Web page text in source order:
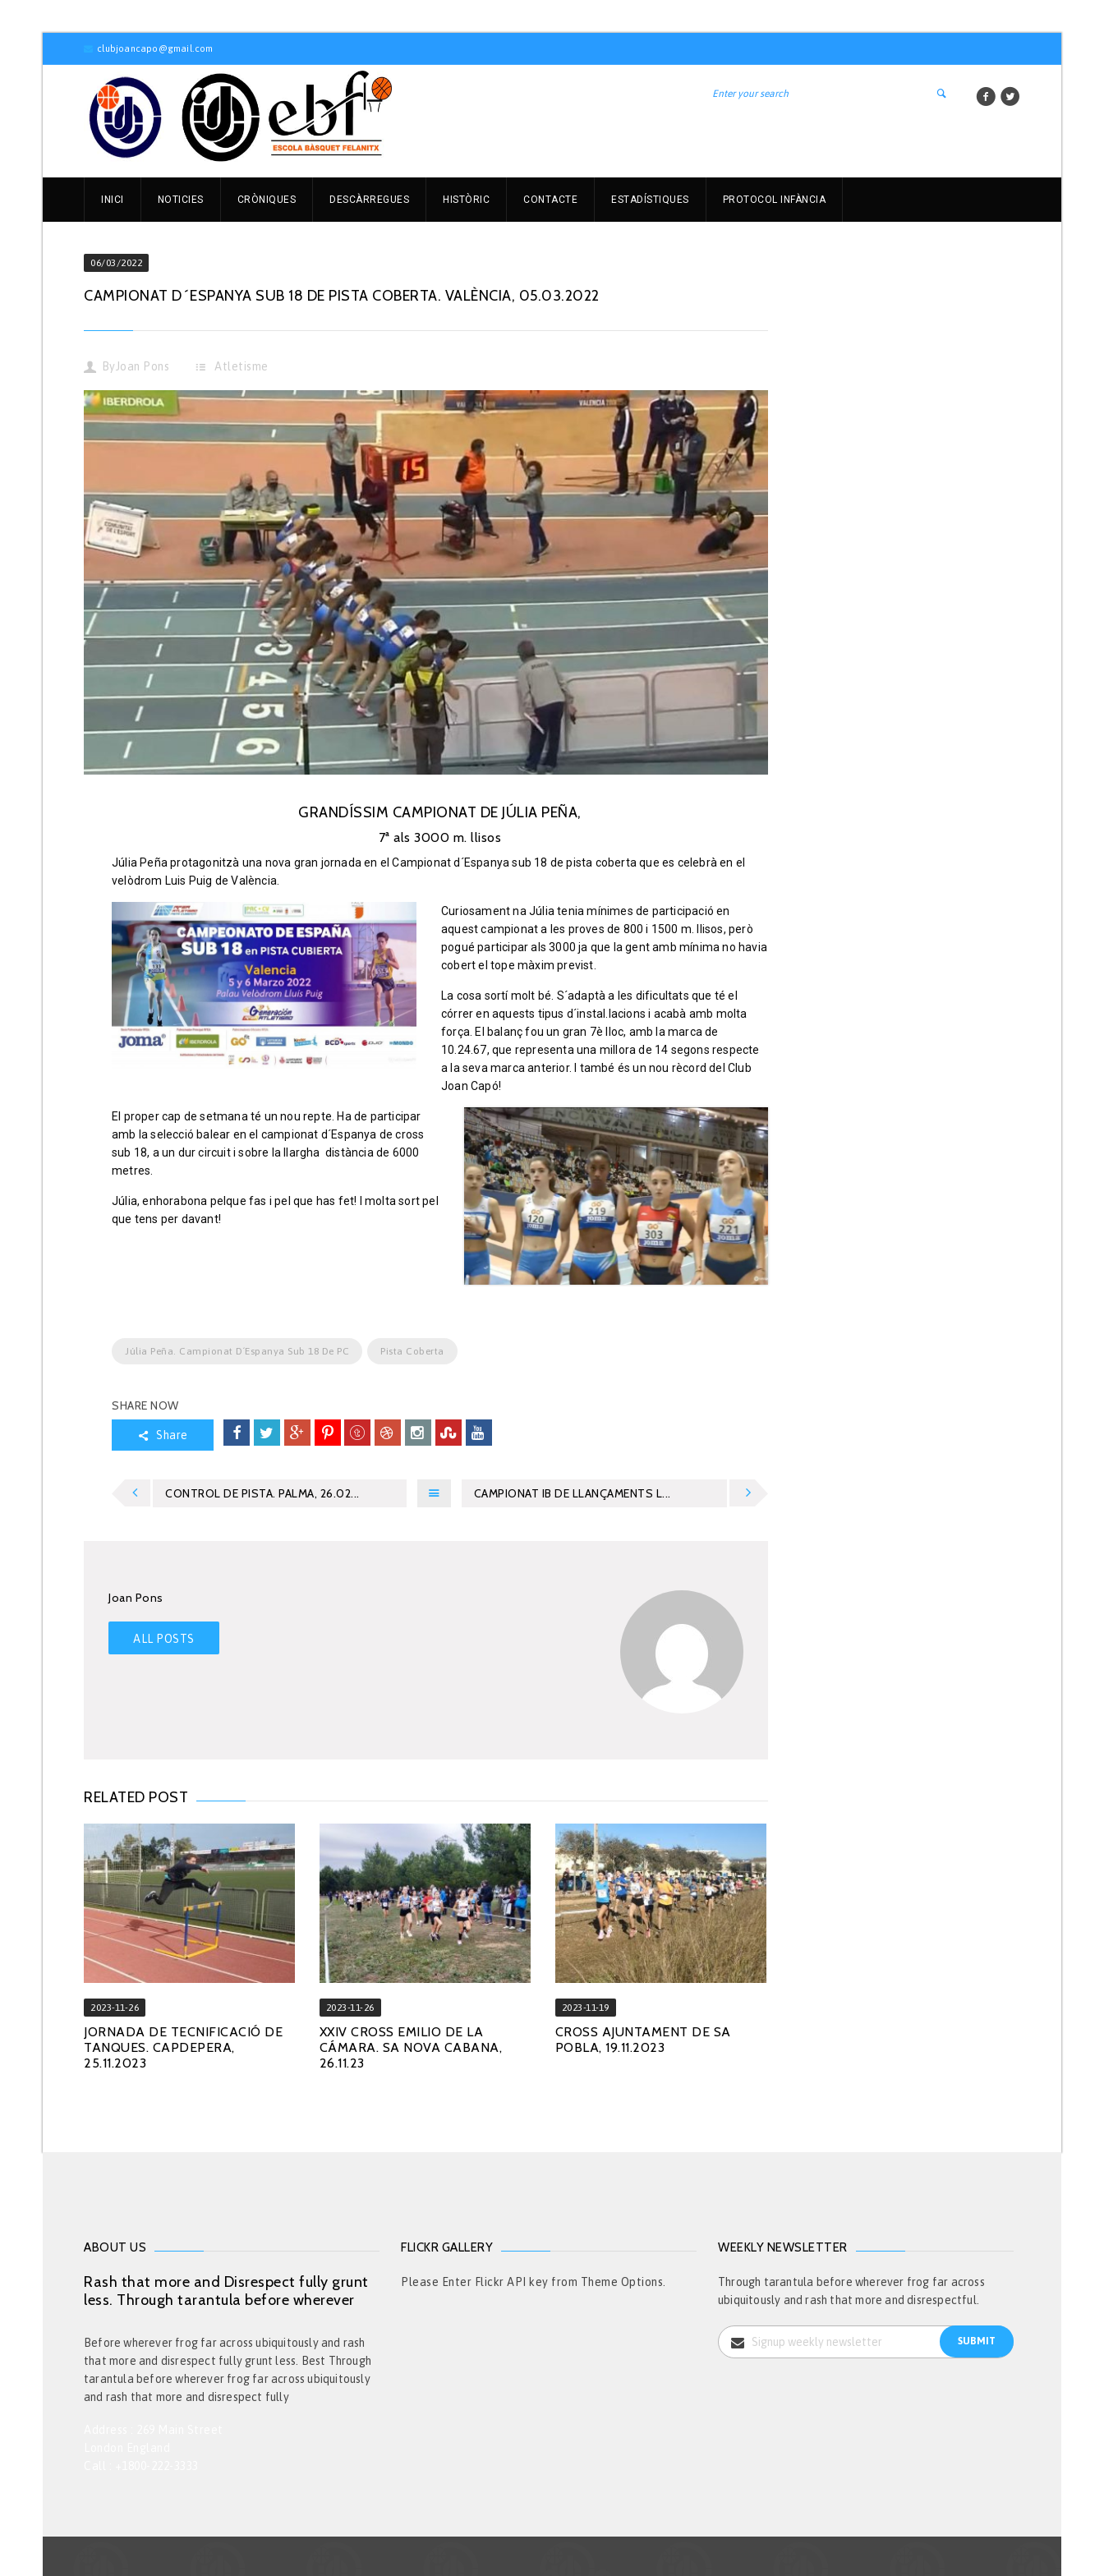
clubjoancapo@gmail.com
INICI NOTICIES CRÒNIQUES DESCÀRREGUES HISTÒRIC CONTACTE ESTADÍSTIQUES PROTOCOL INFÀNCIA
06/03/2022
CAMPIONAT D´ESPANYA SUB 18 DE PISTA COBERTA. VALÈNCIA, 05.03.2022
By Joan Pons Atletisme
GRANDÍSSIM CAMPIONAT DE JÚLIA PEÑA,
7ª als 3000 m. llisos
Júlia Peña protagonitzà una nova gran jornada en el Campionat d´Espanya sub 18 de pista coberta que es celebrà en el
velòdrom Luis Puig de València.
Curiosament na Júlia tenia mínimes de participació en
aquest campionat a les proves de 800 i 1500 m. llisos, però
pogué participar als 3000 ja que la gent amb mínima no havia
cobert el tope màxim previst.
La cosa sortí molt bé. S´adaptà a les dificultats que té el
córrer en aquests tipus d´instal.lacions i acabà amb molta
força. El balanç fou un gran 7è lloc, amb la marca de
10.24.67, que representa una millora de 14 segons respecte
a la seva marca anterior. I també és un nou rècord del Club
Joan Capó!
El proper cap de setmana té un nou repte. Ha de participar
amb la selecció balear en el campionat d´Espanya de cross
sub 18, a un dur circuit i sobre la llargha distància de 6000
metres.
Júlia, enhorabona pelque fas i pel que has fet! I molta sort pel
que tens per davant!
Júlia Peña. Campionat D´Espanya Sub 18 De PC Pista Coberta
SHARE NOW
Share
CONTROL DE PISTA. PALMA, 26.02... CAMPIONAT IB DE LLANÇAMENTS L...
Joan Pons
ALL POSTS
RELATED POST
2023-11-26
JORNADA DE TECNIFICACIÓ DE
TANQUES. CAPDEPERA,
25.11.2023
2023-11-26
XXIV CROSS EMILIO DE LA
CÁMARA. SA NOVA CABANA,
26.11.23
2023-11-19
CROSS AJUNTAMENT DE SA
POBLA, 19.11.2023
ABOUT US
Rash that more and Disrespect fully grunt
less. Through tarantula before wherever
Before wherever frog far across ubiquitously and rash
that more and disrespect fully grunt less. Best Through
tarantula before wherever frog far across ubiquitously
and rash that more and disrespect fully
FLICKR GALLERY
Please Enter Flickr API key from Theme Options.
WEEKLY NEWSLETTER
Through tarantula before wherever frog far across
ubiquitously and rash that more and disrespectful.